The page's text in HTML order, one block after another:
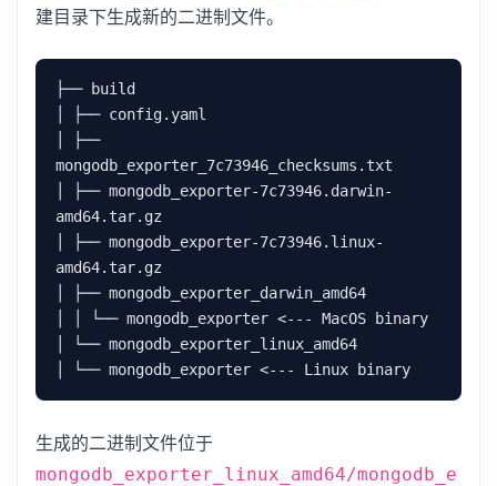
建目录下生成新的二进制文件。
├── build
│ ├── config.yaml
│ ├──
mongodb_exporter_7c73946_checksums.txt
│ ├── mongodb_exporter-7c73946.darwin-
amd64.tar.gz
│ ├── mongodb_exporter-7c73946.linux-
amd64.tar.gz
│ ├── mongodb_exporter_darwin_amd64
│ │ └── mongodb_exporter <--- MacOS binary
│ └── mongodb_exporter_linux_amd64
生成的二进制文件位于
mongodb_exporter_linux_amd64/mongodb_e